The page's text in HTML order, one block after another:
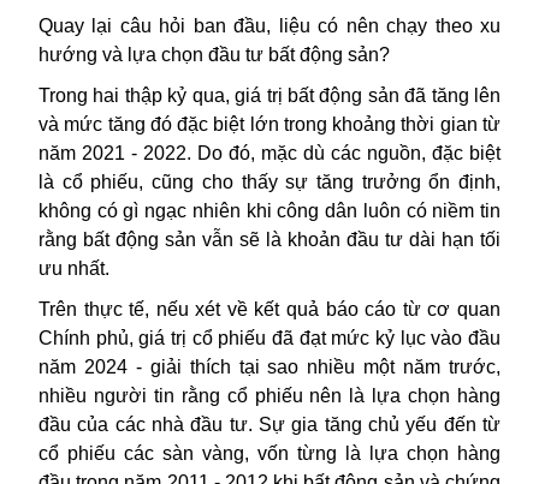
Quay lại câu hỏi ban đầu, liệu có nên chạy theo xu
hướng và lựa chọn đầu tư bất động sản?
Trong hai thập kỷ qua, giá trị bất động sản đã tăng lên
và mức tăng đó đặc biệt lớn trong khoảng thời gian từ
năm 2021 - 2022. Do đó, mặc dù các nguồn, đặc biệt
là cổ phiếu, cũng cho thấy sự tăng trưởng ổn định,
không có gì ngạc nhiên khi công dân luôn có niềm tin
rằng bất động sản vẫn sẽ là khoản đầu tư dài hạn tối
ưu nhất.
Trên thực tế, nếu xét về kết quả báo cáo từ cơ quan
Chính phủ, giá trị cổ phiếu đã đạt mức kỷ lục vào đầu
năm 2024 - giải thích tại sao nhiều một năm trước,
nhiều người tin rằng cổ phiếu nên là lựa chọn hàng
đầu của các nhà đầu tư. Sự gia tăng chủ yếu đến từ
cổ phiếu các sàn vàng, vốn từng là lựa chọn hàng